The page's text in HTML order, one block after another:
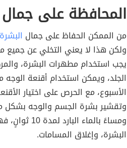
المحافظة على
من الممكن الحفاظ على جمال البشرة
ولكن هذا لا يعني التخلي عن جميع
يجب استخدام مطهرات البشرة،
الجلد، ويمكن استخدام أقنعة الوجه
الأسبوع، مع الحرص على اختيار
وتقشير بشرة الجسم والوجه بشكل
ومساءً
البشرة، وإغلاق المسامات.